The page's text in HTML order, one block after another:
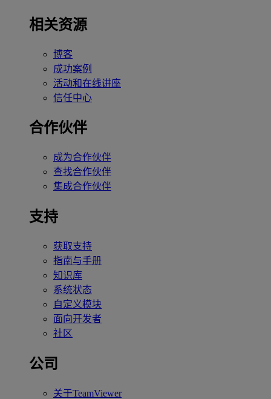
相关资源
博客
成功案例
活动和在线讲座
信任中心
合作伙伴
成为合作伙伴
查找合作伙伴
集成合作伙伴
支持
获取支持
指南与手册
知识库
系统状态
自定义模块
面向开发者
社区
公司
关于TeamViewer